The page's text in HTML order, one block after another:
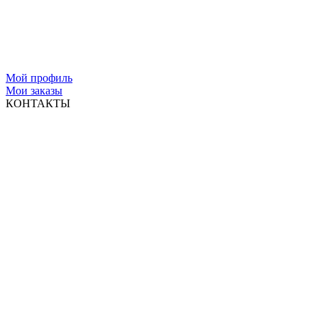
Мой профиль
Мои заказы
КОНТАКТЫ